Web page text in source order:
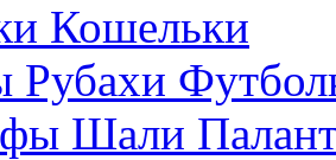
Кошельки
Рубахи
Шали